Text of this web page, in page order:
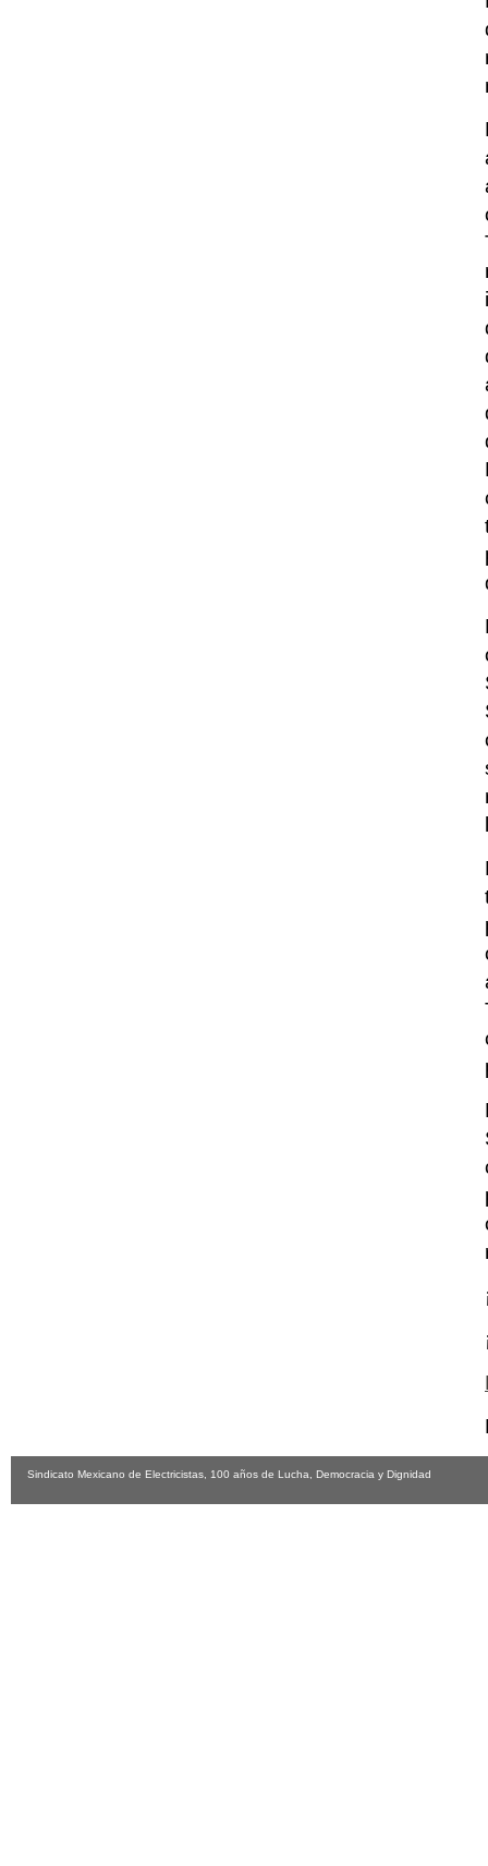
Sindicato Mexicano de Electricistas, 100 años de Lucha, Democracia y Dignidad